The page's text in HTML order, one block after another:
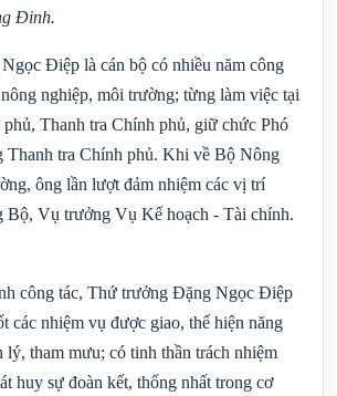
Đinh.
Điệp là cán bộ có nhiều năm công
nghiệp, môi trường; từng làm việc tại
Thanh tra Chính phủ, giữ chức Phó
Thanh tra Chính phủ. Khi về Bộ Nông
ông lần lượt đảm nhiệm các vị trí
Bộ, Vụ trưởng Vụ Kế hoạch - Tài chính.
công tác, Thứ trưởng Đặng Ngọc Điệp
các nhiệm vụ được giao, thể hiện năng
lý, tham mưu; có tinh thần trách nhiệm
huy sự đoàn kết, thống nhất trong cơ